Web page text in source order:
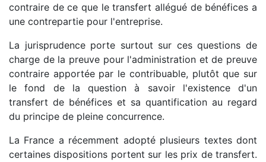
contraire de ce que le transfert allégué de bénéfices a
une contrepartie pour l'entreprise.
La jurisprudence porte surtout sur ces questions de
charge de la preuve pour l'administration et de preuve
contraire apportée par le contribuable, plutôt que sur
le fond de la question à savoir l'existence d'un
transfert de bénéfices et sa quantification au regard
du principe de pleine concurrence.
La France a récemment adopté plusieurs textes dont
certaines dispositions portent sur les prix de transfert.